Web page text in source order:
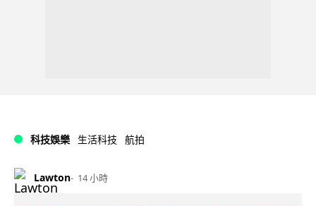
科技娛樂 生活科技 航拍
Lawton 14 小時